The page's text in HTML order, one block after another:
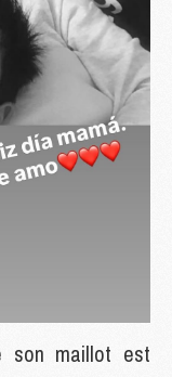
son maillot est